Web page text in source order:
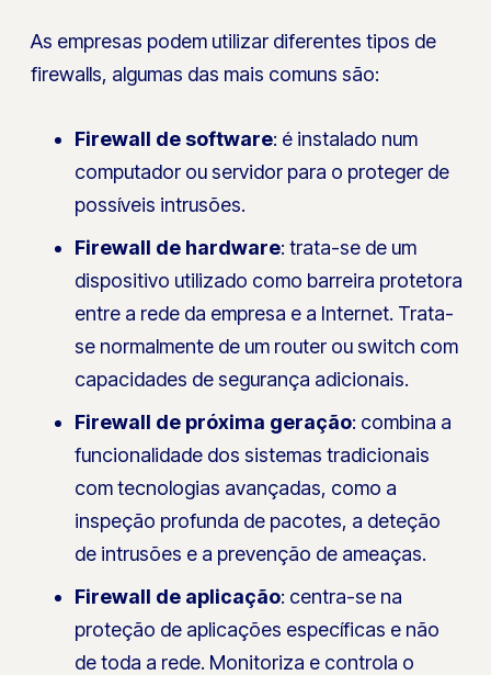
As empresas podem utilizar diferentes tipos de
firewalls, algumas das mais comuns são:
Firewall de software: é instalado num
computador ou servidor para o proteger de
possíveis intrusões.
Firewall de hardware: trata-se de um
dispositivo utilizado como barreira protetora
entre a rede da empresa e a Internet. Trata-
se normalmente de um router ou switch com
capacidades de segurança adicionais.
Firewall de próxima geração: combina a
funcionalidade dos sistemas tradicionais
com tecnologias avançadas, como a
inspeção profunda de pacotes, a deteção
de intrusões e a prevenção de ameaças.
Firewall de aplicação: centra-se na
proteção de aplicações específicas e não
de toda a rede. Monitoriza e controla o